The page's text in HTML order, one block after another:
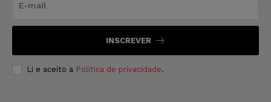
INSCREVER
Li e aceito a Política de privacidade.